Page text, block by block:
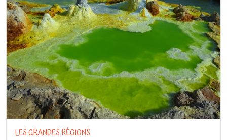
LES GRANDES RÉGIONS